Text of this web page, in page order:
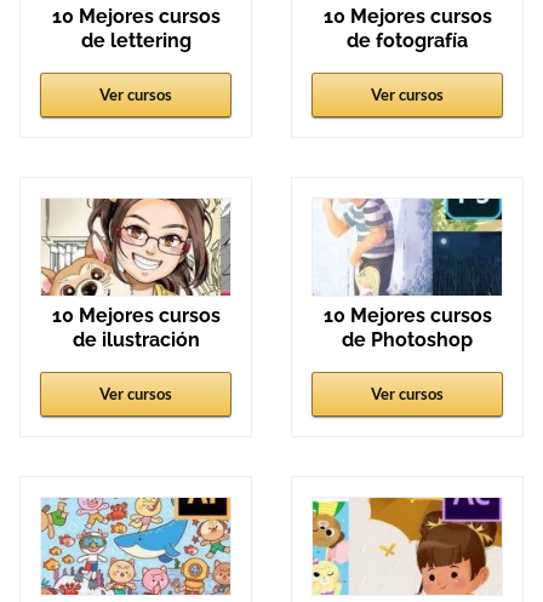
10 Mejores cursos
de lettering
Ver cursos
10 Mejores cursos
de fotografía
Ver cursos
10 Mejores cursos
de ilustración
Ver cursos
10 Mejores cursos
de Photoshop
Ver cursos